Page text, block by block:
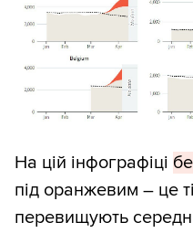
На цій інфографіці
під оранжевим – це
перевищують